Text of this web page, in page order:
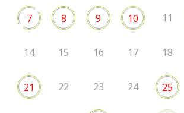
7 8 9 10 11
14 15 16 17 18
21 22 23 24 25